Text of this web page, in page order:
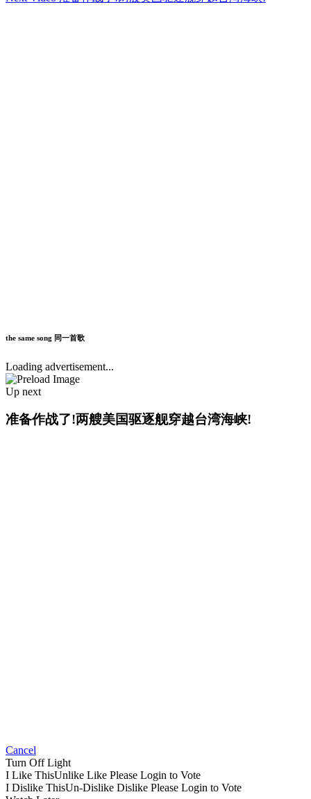
the same song 同一首歌
Loading advertisement...
Up next
准备作战了!两艘美国驱逐舰穿越台湾海峡!
Cancel
Turn Off Light
I Like ThisUnlike Like Please Login to Vote
I Dislike ThisUn-Dislike Dislike Please Login to Vote